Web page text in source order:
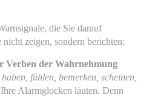
die Sie darauf
zeigen, sondern berichten:
Verben der Wahrnehmung
fühlen, bemerken, scheinen,
Alarmglocken läuten. Denn